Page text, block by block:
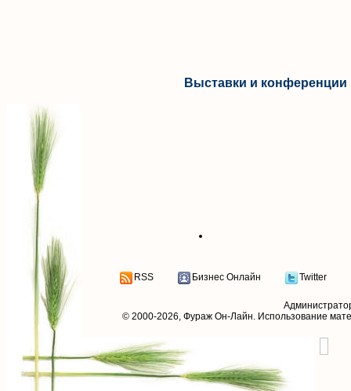
Выставки и конференции
RSS Бизнес Онлайн Twitter
© 2000-2026, Фураж Он-Лайн. Использование